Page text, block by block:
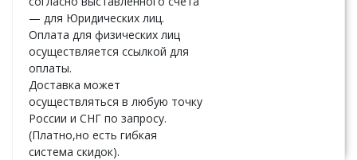
— для Юридических лиц.
Оплата для физических лиц
осуществляется ссылкой для
оплаты.
Доставка может
осуществляться в любую точку
России и СНГ по запросу.
(Платно,но есть гибкая
система скидок).